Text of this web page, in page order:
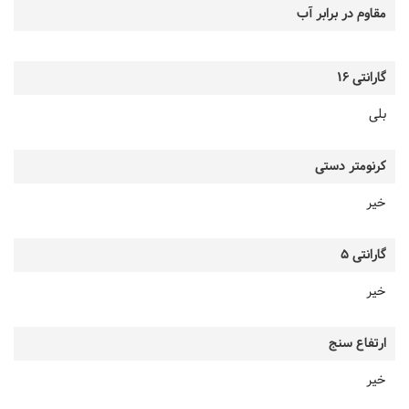
مقاوم در برابر آب
گارانتی 16
بلی
کرنومتر دستی
خیر
گارانتی 5
خیر
ارتفاع سنج
خیر